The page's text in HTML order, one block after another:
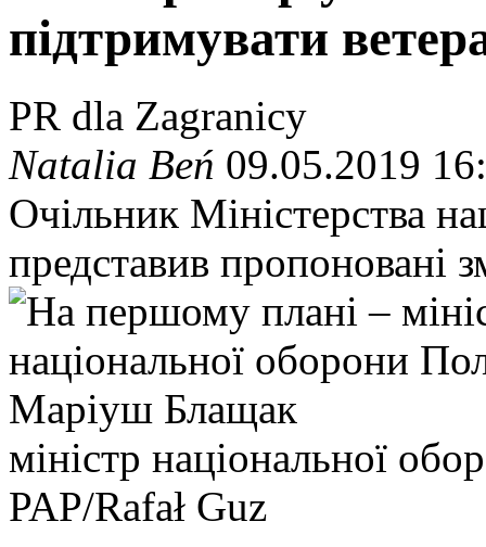
підтримувати
PR dla Zagranicy
Natalia Beń 09.05.2019
Очільник Міністерства
представив пропоновані
міністр національної
PAP/Rafał Guz